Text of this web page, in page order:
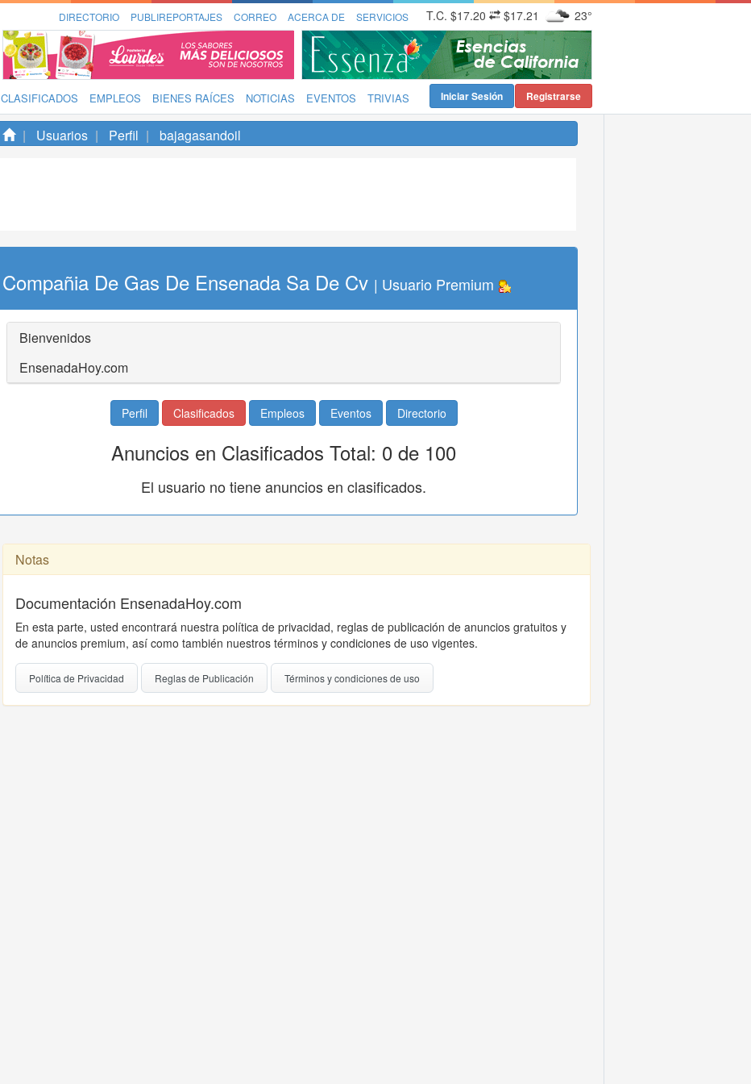
DIRECTORIO PUBLIREPORTAJES CORREO ACERCA DE SERVICIOS T.C. $17.20 $17.21 23°
CLASIFICADOS EMPLEOS BIENES RAÍCES NOTICIAS EVENTOS TRIVIAS Registrarse
Iniciar Sesión
Usuarios Perfil bajagasandoil
Compañia De Gas De Ensenada Sa De Cv | Usuario Premium
Bienvenidos
EnsenadaHoy.com
Perfil Clasificados Empleos Eventos Directorio
Anuncios en Clasificados Total: 0 de 100
El usuario no tiene anuncios en clasificados.
Notas
Documentación EnsenadaHoy.com
En esta parte, usted encontrará nuestra política de privacidad, reglas de publicación de anuncios gratuitos y
de anuncios premium, así como también nuestros términos y condiciones de uso vigentes.
Política de Privacidad Reglas de Publicación Términos y condiciones de uso